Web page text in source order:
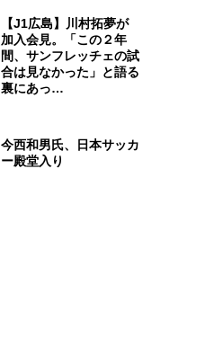
【J1広島】川村拓夢が
加入会見。「この２年
間、サンフレッチェの試
合は見なかった」と語る
裏にあっ…
今西和男氏、日本サッカ
ー殿堂入り